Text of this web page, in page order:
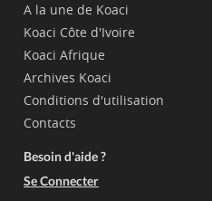
A la une de Koaci
Koaci Côte d'Ivoire
Koaci Afrique
Archives Koaci
Conditions d'utilisation
Contacts
Besoin d'aide ?
Se Connecter